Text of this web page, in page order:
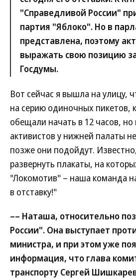
"Справедливой России"
партия "Яблоко". Но в
представлена, поэтому
выражать свою позицию
Госдумы.
Вот сейчас я вышла на улицу,
на серию одиночных пикетов,
обещали начать в 12 часов, но
активистов у нижней палаты
позже они подойдут.
развернуть плакаты, на
"Локомотив" – наша команда
в отставку!"
–– Наташа, относительно
России". Она выступает
министра, и при этом уже
информация, что глава
транспорту Сергей